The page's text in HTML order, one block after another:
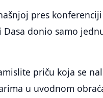
pres
Dasa donio samo
priču koja se
u uvodnom